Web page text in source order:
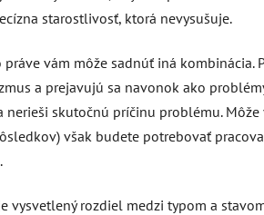
starostlivosť, ktorá nevysušuje.
vám môže sadnúť iná kombinácia.
a prejavujú sa navonok ako
skutočnú príčinu problému. Môže
však budete potrebovať
vysvetlený rozdiel medzi typom a